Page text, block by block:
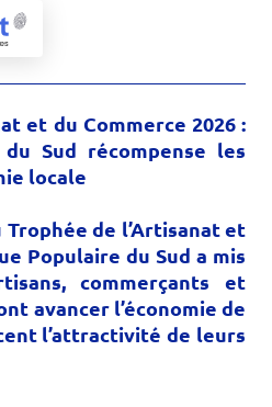
et du Commerce 2026 :
Sud récompense les
locale
de l’Artisanat et
Populaire du Sud a mis
commerçants et
avancer l’économie de
l’attractivité de leurs